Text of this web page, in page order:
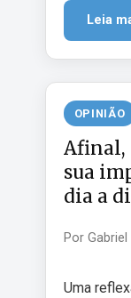
Leia
OPINIÃO
Afinal,
sua
dia a
Por
Uma